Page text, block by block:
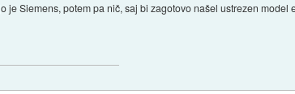
Siemens, potem pa nič, saj bi zagotovo našel ustrezen model